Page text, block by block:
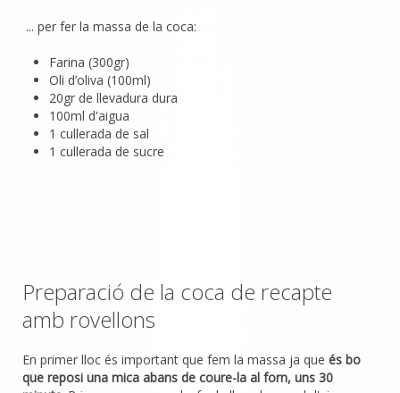
... per fer la massa de la coca:
Farina (300gr)
Oli d’oliva (100ml)
20gr de llevadura dura
100ml d'aigua
1 cullerada de sal
1 cullerada de sucre
Preparació de la coca de recapte
amb rovellons
En primer lloc és important que fem la massa ja que és bo
que reposi una mica abans de coure-la al forn, uns 30